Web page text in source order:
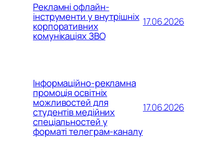
Рекламні офлайн-
інструменти у внутрішніх
корпоративних
комунікаціях ЗВО
17.06.2026
Інформаційно-рекламна
промоція освітніх
можливостей для
студентів медійних
спеціальностей у
форматі телеграм-каналу
17.06.2026